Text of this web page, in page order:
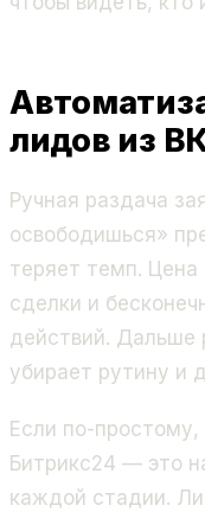
лидов из
Ручная раздача
освободишься»
теряет темп.
сделки и
действий. Дальше
убирает рутину и
Если по-
Битрикс24 — это
каждой стадии.